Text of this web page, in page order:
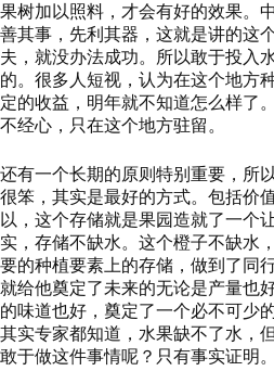
果树加以照料，才会有好的效果。
善其事，先利其器，这就是讲的这
夫，就没办法成功。所以敢于投入
的。很多人短视，认为在这个地方
定的收益，明年就不知道怎么样了
不经心，只在这个地方驻留。
还有一个长期的原则特别重要，所
很笨，其实是最好的方式。包括价
以，这个存储就是果园造就了一个
实，存储不缺水。这个橙子不缺水
要的种植要素上的存储，做到了同
就给他奠定了未来的无论是产量也
的味道也好，奠定了一个必不可少的
其实专家都知道，水果缺不了水，
敢于做这件事情呢？只有事实证明。